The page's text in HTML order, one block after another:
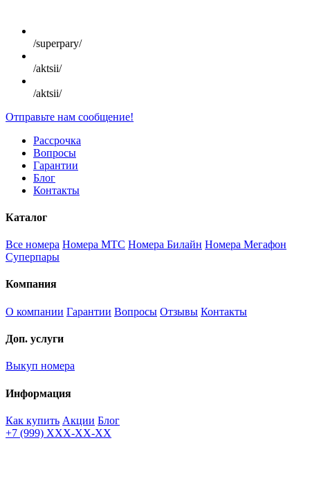
/superpary/
/aktsii/
/aktsii/
Отправьте нам сообщение!
Рассрочка
Вопросы
Гарантии
Блог
Контакты
Каталог
Все номера Номера МТС Номера Билайн Номера Мегафон
Суперпары
Компания
О компании Гарантии Вопросы Отзывы Контакты
Доп. услуги
Выкуп номера
Информация
Как купить Акции Блог
+7 (999) XXX-XX-XX